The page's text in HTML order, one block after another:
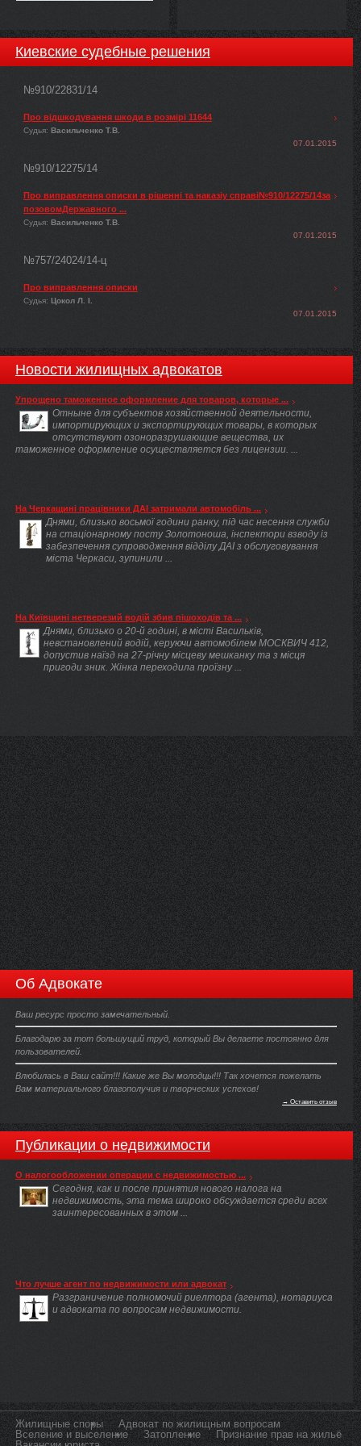
Киевские судебные решения
№910/22831/14
Про відшкодування шкоди в розмірі 11644
Судья: Васильченко Т.В.
07.01.2015
№910/12275/14
Про виправлення описки в рішенні та наказіу справі№910/12275/14за
позовомДержавного ...
Судья: Васильченко Т.В.
07.01.2015
№757/24024/14-ц
Про виправлення описки
Судья: Цокол Л. І.
07.01.2015
Новости жилищных адвокатов
Упрощено таможенное оформление для товаров, которые ...
Отныне для субъектов хозяйственной деятельности,
импортирующих и экспортирующих товары, в которых
отсутствуют озоноразрушающие вещества, их
таможенное оформление осуществляется без лицензии. ...
На Черкащині працівники ДАІ затримали автомобіль ...
Днями, близько восьмої години ранку, під час несення служби
на стаціонарному посту Золотоноша, інспектори взводу із
забезпечення супроводження відділу ДАІ з обслуговування
міста Черкаси, зупинили ...
На Київщині нетверезий водій збив пішоходів та ...
Днями, близько о 20-й годині, в місті Васильків,
невстановлений водій, керуючи автомобілем МОСКВИЧ 412,
допустив наїзд на 27-річну місцеву мешканку та з місця
пригоди зник. Жінка переходила проїзну ...
Об Адвокате
Ваш ресурс просто замечательный.
Благодарю за тот большущий труд, который Вы делаете постоянно для
пользователей.
Влюбилась в Ваш сайт!!! Какие же Вы молодцы!!! Так хочется пожелать
Вам материального благополучия и творческих успехов!
→ Оставить отзыв
Публикации о недвижимости
О налогообложении операции с недвижимостью ...
Сегодня, как и после принятия нового налога на
недвижимость, эта тема широко обсуждается среди всех
заинтересованных в этом ...
Что лучше агент по недвижимости или адвокат
Разграничение полномочий риелтора (агента), нотариуса
и адвоката по вопросам недвижимости.
Жилищные споры
Адвокат по жилищным вопросам
Вселение и выселение
Затопление
Признание прав на жильё